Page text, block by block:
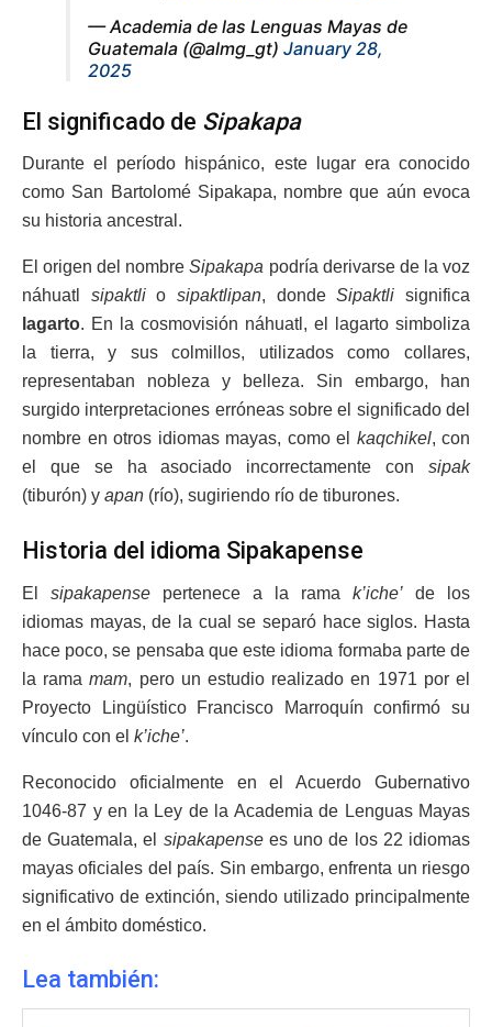
— Academia de las Lenguas Mayas de
Guatemala (@almg_gt) January 28,
2025
El significado de Sipakapa
Durante el período hispánico, este lugar era conocido
como San Bartolomé Sipakapa, nombre que aún evoca
su historia ancestral.
El origen del nombreSipakapa podría derivarse de la voz
náhuatl sipaktliosipaktlipan, dondeSipaktli significa
lagarto. En la cosmovisión náhuatl, el lagarto simboliza
la tierra, y sus colmillos, utilizados como collares,
representaban nobleza y belleza. Sin embargo, han
surgido interpretaciones erróneas sobre el significado del
nombre en otros idiomas mayas, como el kaqchikel, con
el que se ha asociado incorrectamente con sipak
(tiburón) y apan (río), sugiriendo río de tiburones.
Historia del idioma Sipakapense
El sipakapense pertenece a la rama k’iche’ de los
idiomas mayas, de la cual se separó hace siglos. Hasta
hace poco, se pensaba que este idioma formaba parte de
la ramamam, pero un estudio realizado en 1971 por el
Proyecto Lingüístico Francisco Marroquín confirmó su
vínculo con el k’iche’.
Reconocido oficialmente en el Acuerdo Gubernativo
1046-87 y en la Ley de la Academia de Lenguas Mayas
de Guatemala, el sipakapensees uno de los 22 idiomas
mayas oficiales del país. Sin embargo, enfrenta un riesgo
significativo de extinción, siendo utilizado principalmente
en el ámbito doméstico.
Lea también: